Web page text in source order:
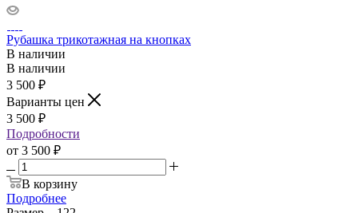
Рубашка трикотажная на кнопках
В наличии
В наличии
3 500 ₽
Варианты цен
3 500 ₽
Подробности
от 3 500 ₽
В корзину
Подробнее